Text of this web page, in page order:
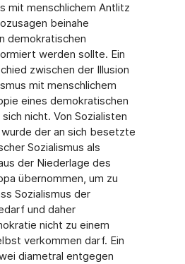
mit menschlichem Antlitz
beinahe
demokratischen
werden sollte. Ein
zwischen der Illusion
mit menschlichem
eines demokratischen
nicht. Von Sozialisten
der an sich besetzte
Sozialismus als
der Niederlage des
übernommen, um zu
Sozialismus der
und daher
nicht zu einem
verkommen darf. Ein
diametral entgegen